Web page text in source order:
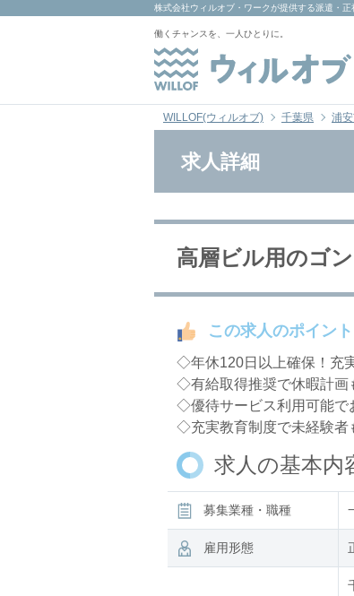
株式会社ウィルオブ・ワーク が提供する派遣・
働くチャンスを、一人ひとりに。
WILLOF(ウィルオブ) 千葉県 浦
求人詳細
高層ビル用のゴ
この求人のポイント
◇年休120日以上確保！充
◇有給取得推奨で休暇計画
◇優待サービス利用可能で
◇充実教育制度で未経験者
求人の基本内
募集業種・職種
雇用形態